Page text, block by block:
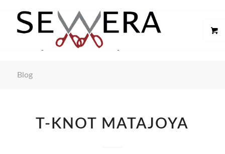
Blog
T-KNOT MATAJOYA